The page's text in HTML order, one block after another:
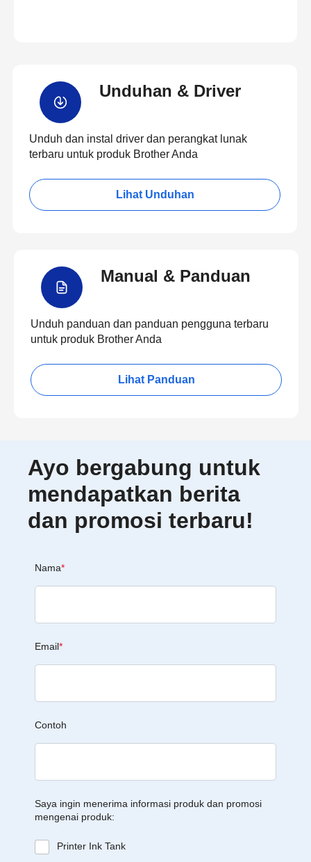
Unduhan & Driver
Unduh dan instal driver dan perangkat lunak
terbaru untuk produk Brother Anda
Lihat Unduhan
Manual & Panduan
Unduh panduan dan panduan pengguna terbaru
untuk produk Brother Anda
Lihat Panduan
Ayo bergabung untuk
mendapatkan berita
dan promosi terbaru!
Nama*
Email*
Contoh
Saya ingin menerima informasi produk dan promosi
mengenai produk:
Printer Ink Tank